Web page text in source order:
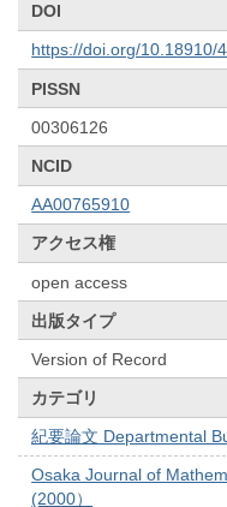
DOI
https://doi.org/10.18910/
PISSN
00306126
NCID
AA00765910
アクセス権
open access
出版タイプ
Version of Record
カテゴリ
紀要論文 Departmental
Osaka Journal of
(2000）